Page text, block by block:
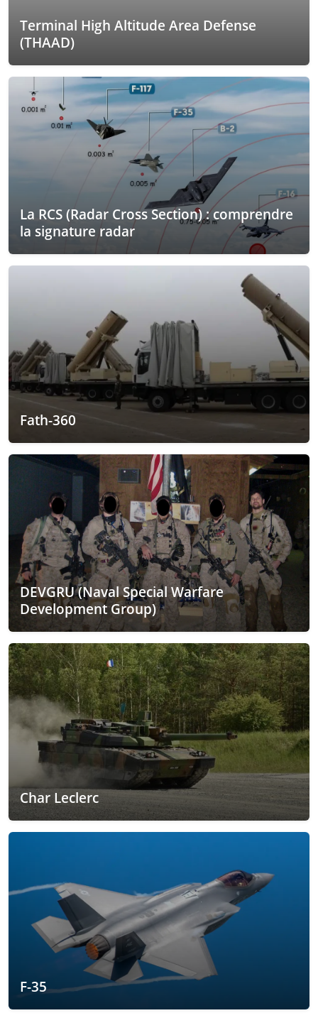
Terminal High Altitude Area Defense
(THAAD)
La RCS (Radar Cross Section) : comprendre
la signature radar
Fath-360
DEVGRU (Naval Special Warfare
Development Group)
Char Leclerc
F-35